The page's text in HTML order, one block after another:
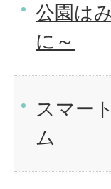
公園は
に～
スマー
ム